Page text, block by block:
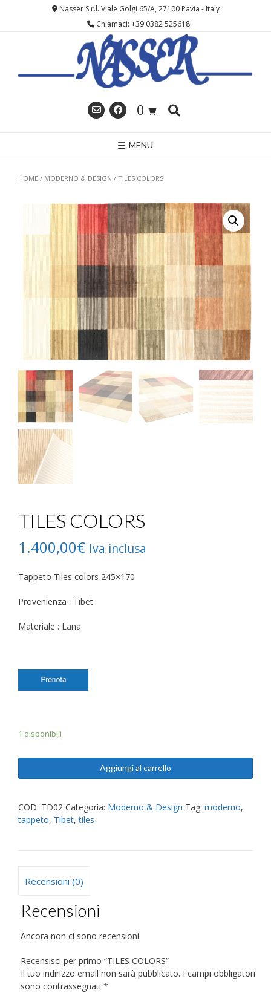
Nasser S.r.l. Viale Golgi 65/A, 27100 Pavia - Italy
Chiamaci: +39 0382 525618
0
MENU
HOME / MODERNO & DESIGN / TILES COLORS
TILES COLORS
1.400,00€ Iva inclusa
Tappeto Tiles colors 245×170
Provenienza : Tibet
Materiale : Lana
1 disponibili
Aggiungi al carrello
COD: TD02 Categoria: Moderno & Design Tag: moderno,
tappeto, Tibet,tiles
Recensioni (0)
Recensioni
Ancora non ci sono recensioni.
Recensisci per primo “TILES COLORS”
Il tuo indirizzo email non sarà pubblicato. I campi obbligatori
sono contrassegnati *